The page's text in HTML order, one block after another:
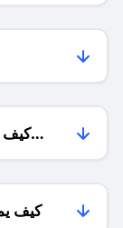
كيف
كيف